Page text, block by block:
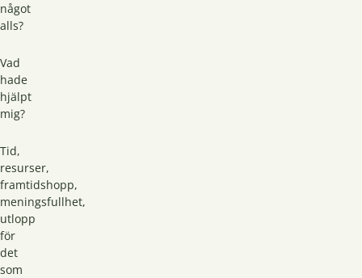
något
alls?
Vad
hade
hjälpt
mig?
Tid,
resurser,
framtidshopp,
meningsfullhet,
utlopp
för
det
som